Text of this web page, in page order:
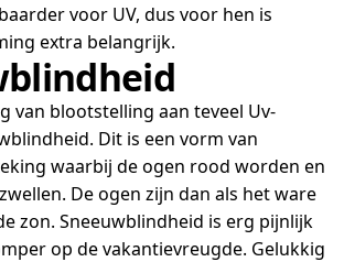
voor UV, dus voor hen is
extra belangrijk.
van blootstelling aan teveel Uv-
Dit is een vorm van
waarbij de ogen rood worden en
De ogen zijn dan als het ware
zon. Sneeuwblindheid is erg pijnlijk
op de vakantievreugde. Gelukkig